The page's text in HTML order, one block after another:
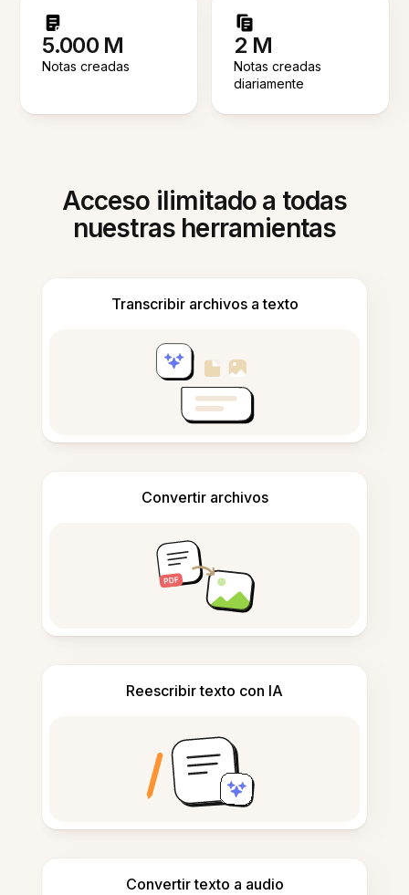
5.000 M
Notas creadas
2 M
Notas creadas
diariamente
Acceso ilimitado a todas
nuestras herramientas
Transcribir archivos a texto
Convertir archivos
Reescribir texto con IA
Convertir texto a audio